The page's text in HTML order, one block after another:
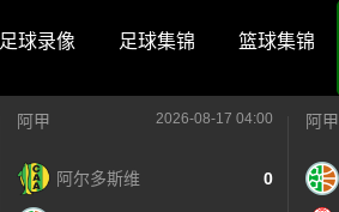
足球录像 足球集锦 篮球集锦
阿甲 2026-08-17 04:00
阿尔多斯维 0
阿甲